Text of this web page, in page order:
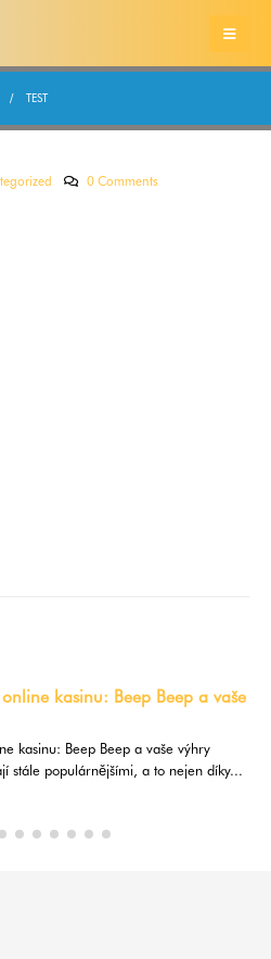
TEST
0 Comments
kasinu: Beep Beep a vaše
kasinu: Beep Beep a vaše výhry
stále populárnějšími, a to nejen díky...